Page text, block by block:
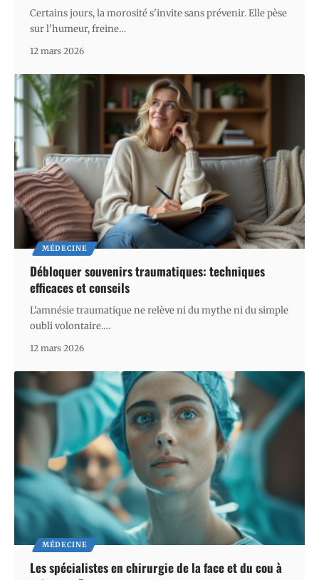
Certains jours, la morosité s'invite sans prévenir. Elle pèse
sur l'humeur, freine…
12 mars 2026
MÉDECINE
Débloquer souvenirs traumatiques: techniques
efficaces et conseils
L'amnésie traumatique ne relève ni du mythe ni du simple
oubli volontaire.…
12 mars 2026
MÉDECINE
Les spécialistes en chirurgie de la face et du cou à